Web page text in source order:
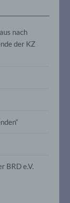
nach
der KZ
BRD e.V.
die
das
ist die
dem Ziel,